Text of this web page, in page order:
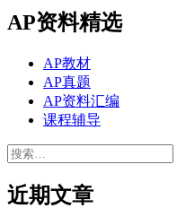
AP资料精选
AP教材
AP真题
AP资料汇编
课程辅导
搜
近期文章